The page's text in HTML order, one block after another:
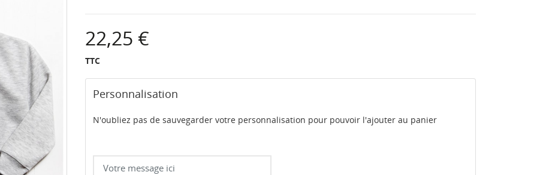
22,25 €
TTC
Personnalisation
N'oubliez pas de sauvegarder votre personnalisation pour pouvoir l'ajouter au panier